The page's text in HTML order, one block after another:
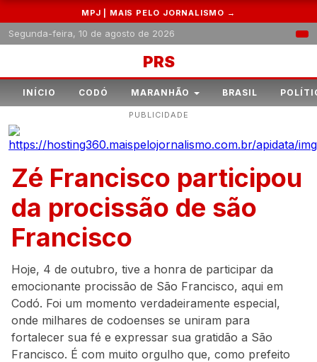
MPJ | MAIS PELO JORNALISMO →
Segunda-feira, 10 de agosto de 2026
PRS
INÍCIO CODÓ MARANHÃO BRASIL
PUBLICIDADE
Zé Francisco participou
da procissão de são
Francisco
Hoje, 4 de outubro, tive a honra de participar da
emocionante procissão de São Francisco, aqui em
Codó. Foi um momento verdadeiramente especial,
onde milhares de codoenses se uniram para
fortalecer sua fé e expressar sua gratidão a São
Francisco. É com muito orgulho que, como prefeito